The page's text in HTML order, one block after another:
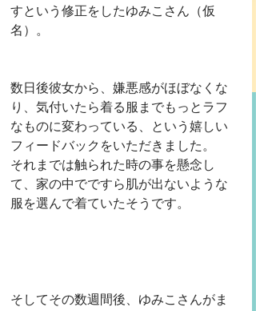
すという修正をしたゆみこさん（仮
名）。
数日後彼女から、嫌悪感がほぼなくな
り、気付いたら着る服までもっとラフ
なものに変わっている、という嬉しい
フィードバックをいただきました。
それまでは触られた時の事を懸念し
て、家の中でですら肌が出ないような
服を選んで着ていたそうです。
そしてその数週間後、ゆみこさんがま